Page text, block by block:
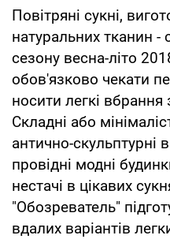
Повітряні сукні,
натуральних тканин -
сезону весна-літо
обов'язково чекати
носити легкі
Складні або
антично-скульптурні
провідні модні
нестачі в цікавих
"Обозреватель"
вдалих варіантів